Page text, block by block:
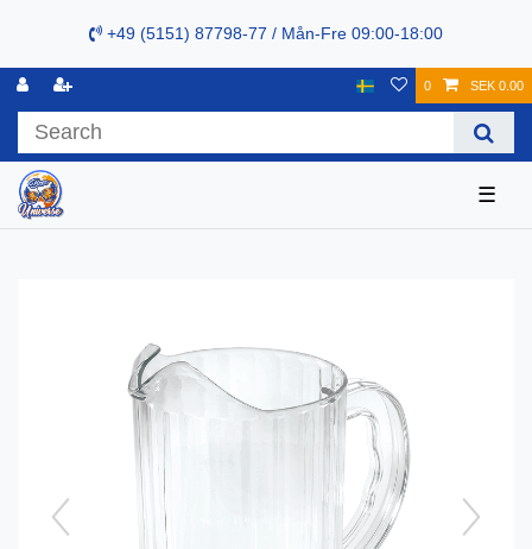
+49 (5151) 87798-77 / Mån-Fre 09:00-18:00
0 SEK 0.00
☰